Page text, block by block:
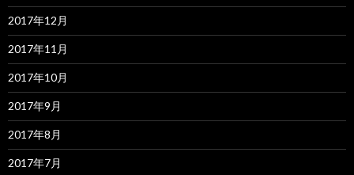
2017年12月
2017年11月
2017年10月
2017年9月
2017年8月
2017年7月